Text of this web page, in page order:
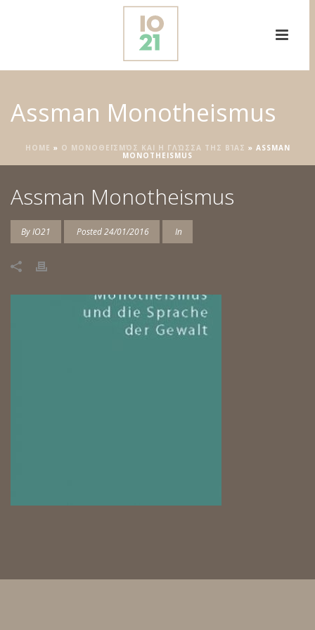
Assman Monotheismus
HOME » Ο ΜΟΝΟΘΕΪΣΜΌΣ ΚΑΙ Η ΓΛΏΣΣΑ ΤΗΣ ΒΊΑΣ » ASSMAN
MONOTHEISMUS
Assman Monotheismus
ByIO21 Posted24/01/2016 In